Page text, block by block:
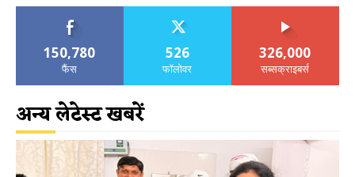
150,780
फैंस
526
फॉलोवर
326,000
सब्सक्राइबर्स
अन्य लेटेस्ट खबरें